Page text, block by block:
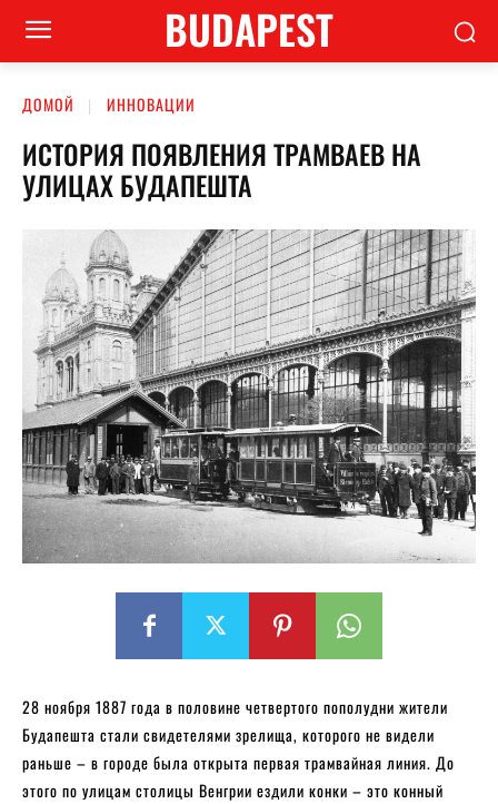
BUDAPEST
ДОМОЙ ИННОВАЦИИ
ИСТОРИЯ ПОЯВЛЕНИЯ ТРАМВАЕВ НА
УЛИЦАХ БУДАПЕШТА
28 ноября 1887 года в половине четвертого пополудни жители
Будапешта стали свидетелями зрелища, которого не видели
раньше – в городе была открыта первая трамвайная линия. До
этого по улицам столицы Венгрии ездили конки – это конный